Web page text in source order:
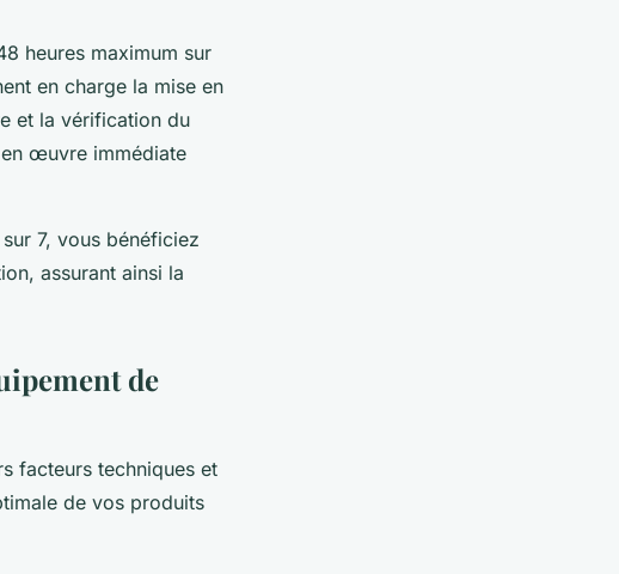
heures maximum sur
en charge la mise en
et la vérification du
œuvre immédiate
7, vous bénéficiez
assurant ainsi la
de
facteurs techniques et
de vos produits